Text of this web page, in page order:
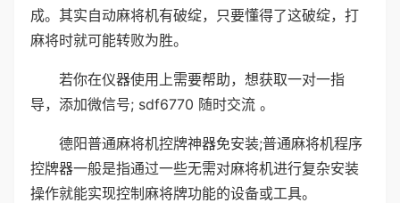
成。其实自动麻将机有破绽，只要懂得了这破绽，打
麻将时就可能转败为胜。
若你在仪器使用上需要帮助，想获取一对一指
导，添加微信号; sdf6770 随时交流 。
德阳普通麻将机控牌神器免安装;普通麻将机程序
控牌器一般是指通过一些无需对麻将机进行复杂安装
操作就能实现控制麻将牌功能的设备或工具。